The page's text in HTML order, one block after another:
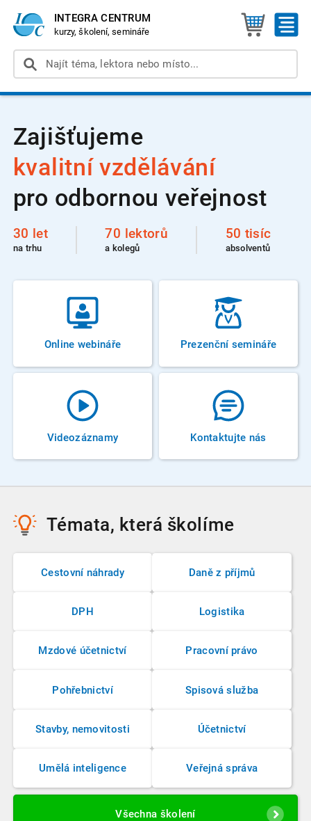
INTEGRA CENTRUM
kurzy, školení, semináře
Zajišťujeme
kvalitní vzdělávání
pro odbornou veřejnost
30 let
na trhu
70 lektorů
a kolegů
50 tisíc
absolventů
Online webináře Prezenční semináře
Videozáznamy Kontaktujte nás
Témata, která školíme
Cestovní náhrady Daně z příjmů
DPH Logistika
Mzdové účetnictví Pracovní právo
Pohřebnictví Spisová služba
Stavby, nemovitosti Účetnictví
Umělá inteligence Veřejná správa
Všechna školení